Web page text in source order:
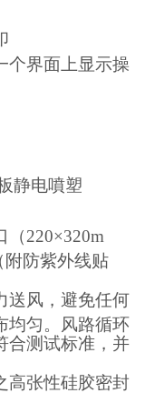
个界面上显示操
静电噴塑
（220×320m
附防紫外线贴
送风，避免任何
均匀。风路循环
合测试标准，并
高张性硅胶密封